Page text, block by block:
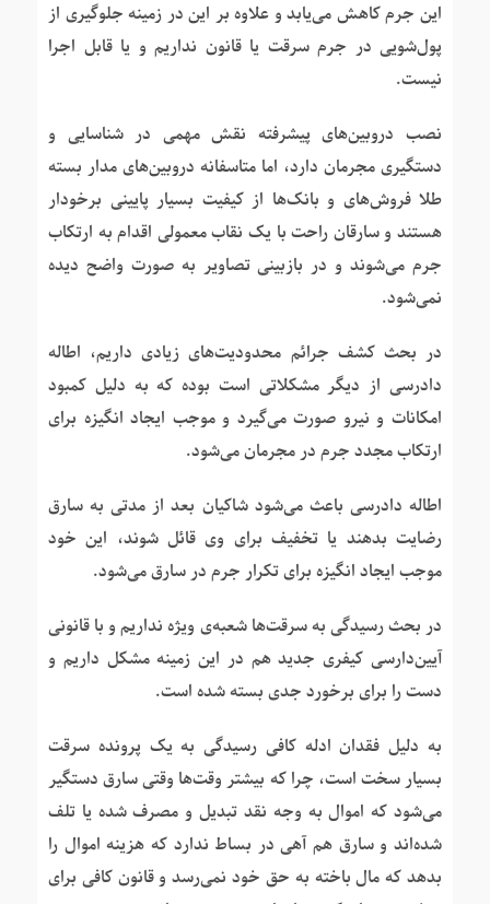
این جرم کاهش می‌یابد و علاوه بر این در زمینه جلوگیری از
پول‌شویی در جرم سرقت یا قانون نداریم و یا قابل اجرا
نیست.
نصب دروبین‌های پیشرفته نقش مهمی در شناسایی و
دستگیری مجرمان دارد، اما متاسفانه دروبین‌های مدار بسته
طلا فروش‌های و بانک‌ها از کیفیت بسیار پایینی برخودار
هستند و سارقان راحت با یک نقاب معمولی اقدام به ارتکاب
جرم می‌شوند و در بازبینی تصاویر به صورت واضح دیده
نمی‌شود.
در بحث کشف جرائم محدودیت‌های زیادی داریم‌، اطاله
دادرسی از دیگر مشکلاتی است بوده که به دلیل کمبود
امکانات و نیرو صورت می‌گیرد و موجب ایجاد انگیزه برای
ارتکاب مجدد جرم در مجرمان می‌شود.
اطاله ‌دادرسی باعث می‌شود شاکیان بعد از مدتی به سارق
رضایت بدهند یا تخفیف برای وی قائل شوند، این خود
موجب ایجاد انگیزه برای تکرار جرم در سارق می‌شود.
در بحث رسیدگی به سرقت‌ها شعبه‌ی ویژه نداریم و با قانونی
آیین‌دارسی کیفری جدید هم در این زمینه مشکل داریم و
دست را برای برخورد جدی بسته شده است.
به دلیل فقدان ادله کافی رسیدگی به یک پرونده سرقت
بسیار سخت است، چرا که بیشتر وقت‌ها وقتی سارق دستگیر
می‌شود که اموال به وجه نقد تبدیل و مصرف شده یا تلف
شده‌اند و سارق هم آهی در بساط ندارد که هزینه اموال را
بدهد که مال باخته به حق خود نمی‌رسد و قانون کافی برای